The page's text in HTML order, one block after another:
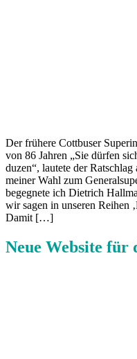
Der frühere Cottbuser
von 86 Jahren „Sie dürfen
duzen“, lautete der
meiner Wahl zum
begegnete ich Dietrich
wir sagen in unseren Reihen
Damit […]
Neue Website